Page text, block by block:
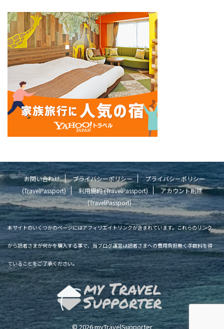
お問い合わせ プライバシーポリシー
プライバシーポリシー
(TravelPassport)
利用規約 (TravelPassport)
アカウント削除
(TravelPassport)
本サイトのいくつかのページにはアフィリエイトリンクが含まれています。これらのリンク
から読者さまが何かを購入する事で、当ブログ運営は読者さまへの費用負担無く手数料を得
ていることをご了承ください。
© 2026 myTravelSupporter